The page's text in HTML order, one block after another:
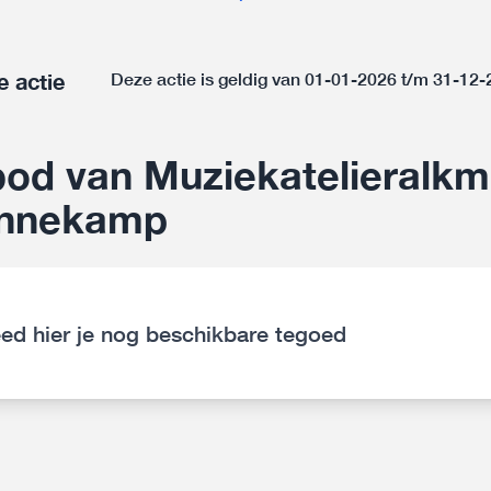
actie Deze actie is geldig van 01-01-2026 t/m 31-12-
van
hier je nog beschikbare tegoed